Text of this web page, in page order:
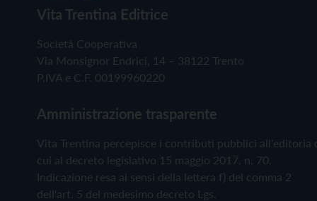
Vita Trentina Editrice
Società Cooperativa
Via Monsignor Endrici, 14 – 38122 Trento
P.IVA e C.F. 00199960220
Amministrazione trasparente
Vita Trentina percepisce i contributi pubblici all'editoria
cui al decreto legislativo 15 maggio 2017, n. 70.
Indicazione resa ai sensi della lettera f) del comma 2
dell'art. 5 del medesimo decreto Lgs.